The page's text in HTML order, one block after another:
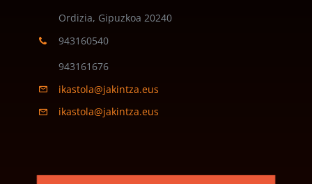
Ordizia, Gipuzkoa 20240
943160540
943161676
ikastola@jakintza.eus
ikastola@jakintza.eus